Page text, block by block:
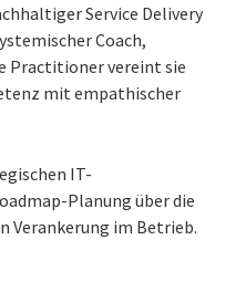
Service Delivery
Coach,
Practitioner vereint sie
mit empathischer
IT-
Planung über die
Verankerung im Betrieb.